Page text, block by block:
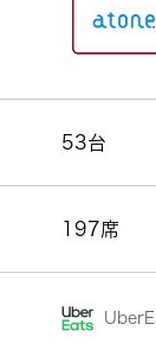
53台
197席